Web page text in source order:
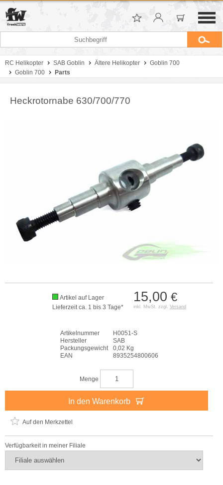
RC Helikopter SAB Goblin Ältere Helikopter
Goblin 700
Goblin 700
Parts
Heckrotornabe 630/700/770
15,00 €
inkl. MwSt. zzgl. Versand
Artikel auf Lager
Lieferzeit ca. 1 bis 3 Tage*
Artikelnummer
H0051-S
Hersteller
SAB
Packungsgewicht
0,02 Kg
EAN
8935254800606
Menge
In den Warenkorb
Auf den Merkzettel
Verfügbarkeit in meiner Filiale